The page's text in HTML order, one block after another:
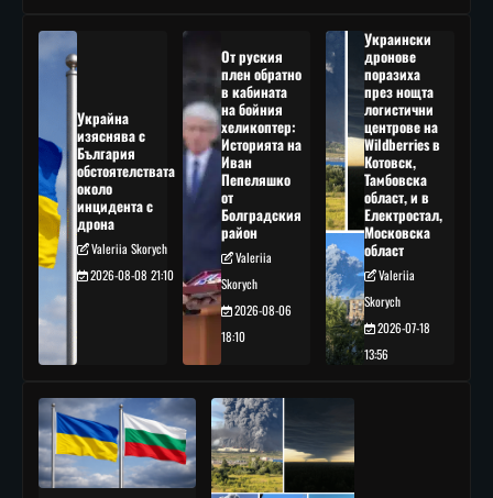
Украйна
изяснява с
България
обстоятелствата
около
инцидента с
дрона
Valeriia Skorych
2026-08-08 21:10
От руския
плен обратно
в кабината
на бойния
хеликоптер:
Историята на
Иван
Пепеляшко
от
Болградския
район
Valeriia
Skorych
2026-08-06
18:10
Украински
дронове
поразиха
през нощта
логистични
центрове на
Wildberries в
Котовск,
Тамбовска
област, и в
Електростал,
Московска
област
Valeriia
Skorych
2026-07-18
13:56